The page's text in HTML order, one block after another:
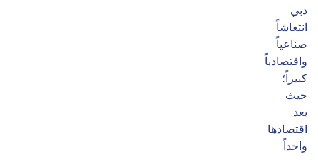
دبي
انتعاشاً
صناعياً
واقتصادياً
كبيراً؛
حيث
يعد
اقتصادها
واحداً